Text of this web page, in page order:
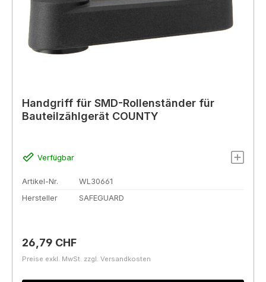
Handgriff für SMD-Rollenständer für
Bauteilzählgerät COUNTY
Verfügbar
Artikel-Nr.
WL30661
Hersteller
SAFEGUARD
Regulärer Preis:
26,79 CHF
Preise exkl. MwSt. zzgl. Versandkosten